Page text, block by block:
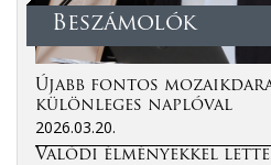
Beszámolók
Újabb fontos
különleges naplóval
2026.03.20.
Valódi élményekkel